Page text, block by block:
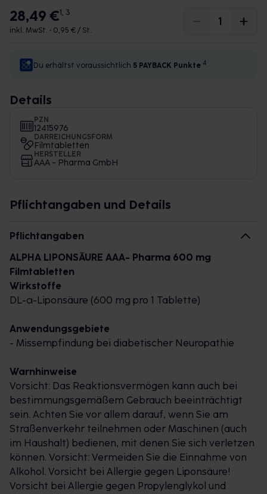
28,49 €1, 3
inkl. MwSt. • 0,95 € / St.
Du erhältst voraussichtlich 5 PAYBACK Punkte 4
Details
PZN
12415976
DARREICHUNGSFORM
Filmtabletten
HERSTELLER
AAA - Pharma GmbH
Pflichtangaben und Details
Pflichtangaben
ALPHA LIPONSÄURE AAA- Pharma 600 mg
Filmtabletten
Wirkstoffe
DL-α-Liponsäure (600 mg pro 1 Tablette)
Anwendungsgebiete
- Missempfindung bei diabetischer Neuropathie
Warnhinweise
Vorsicht: Das Reaktionsvermögen kann auch bei
bestimmungsgemäßem Gebrauch beeinträchtigt
sein. Achten Sie vor allem darauf, wenn Sie am
Straßenverkehr teilnehmen oder Maschinen (auch
im Haushalt) bedienen, mit denen Sie sich verletzen
können. Vorsicht: Vermeiden Sie die Einnahme von
Alkohol. Vorsicht bei Allergie gegen Liponsäure!
Vorsicht bei Allergie gegen Propylenglykol und